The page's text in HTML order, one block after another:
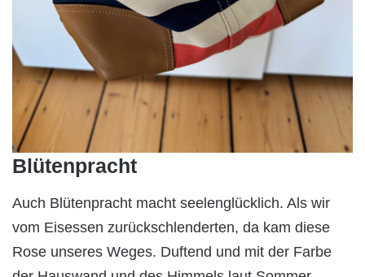
Blütenpracht
Auch Blütenpracht macht seelenglücklich. Als wir
vom Eisessen zurückschlenderten, da kam diese
Rose unseres Weges. Duftend und mit der Farbe